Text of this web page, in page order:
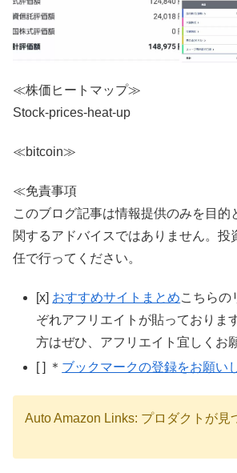
≪株価ヒートマップ≫
Stock-prices-heat-up
≪bitcoin≫
≪免責事項
このブログ記事は情報提供のみを目的
関するアドバイスではありません。投
任で行ってください。
[x] おすすめサイトまとめこちらの
ぞれアフリエイトが貼っておりま
方はぜひ、アフリエイト宜しくお
[ ] ＊ ブックマークの登録をお願い
Auto Amazon Links: プロダクトが見